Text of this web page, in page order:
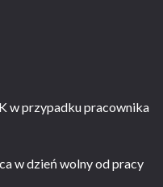
w przypadku pracownika
w dzień wolny od pracy